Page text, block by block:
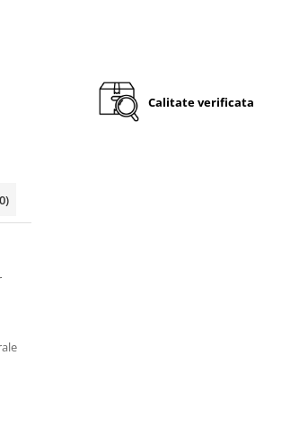
Calitate verificata